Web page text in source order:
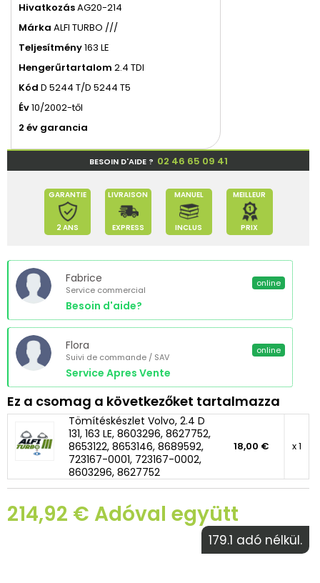
HivatkozásAG20-214
Márka ALFI TURBO ///
Teljesítmény163 LE
Hengerűrtartalom 2.4 TDI
Kód D 5244 T/D 5244 T5
Év10/2002-től
2 év garancia
BESOIN D'AIDE ? 02 46 65 09 41
GARANTIE
2 ANS
LIVRAISON
EXPRESS
MANUEL
INCLUS
MEILLEUR
PRIX
Fabrice
Service commercial
Besoin d'aide?
online
Flora
Suivi de commande / SAV
Service Apres Vente
online
Ez a csomag a következőket tartalmazza
Tömítéskészlet Volvo, 2.4 D
131, 163 LE, 8603296, 8627752,
8653122, 8653146, 8689592,
723167-0001, 723167-0002,
8603296, 8627752
18,00 € x 1
214,92 € Adóval együtt
179.1 adó nélkül.